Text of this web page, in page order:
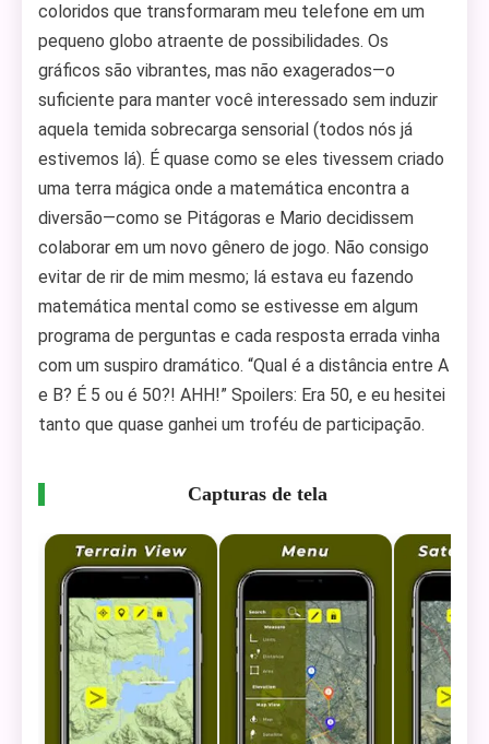
coloridos que transformaram meu telefone em um
pequeno globo atraente de possibilidades. Os
gráficos são vibrantes, mas não exagerados—o
suficiente para manter você interessado sem induzir
aquela temida sobrecarga sensorial (todos nós já
estivemos lá). É quase como se eles tivessem criado
uma terra mágica onde a matemática encontra a
diversão—como se Pitágoras e Mario decidissem
colaborar em um novo gênero de jogo. Não consigo
evitar de rir de mim mesmo; lá estava eu fazendo
matemática mental como se estivesse em algum
programa de perguntas e cada resposta errada vinha
com um suspiro dramático. “Qual é a distância entre A
e B? É 5 ou é 50?! AHH!” Spoilers: Era 50, e eu hesitei
tanto que quase ganhei um troféu de participação.
Capturas de tela